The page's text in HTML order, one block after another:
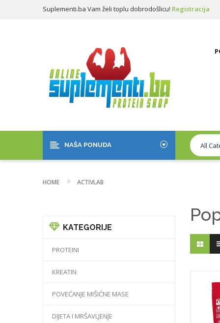
Suplementi.ba Vam želi toplu dobrodošlicu! Registracija
NAŠA PONUDA
HOME ACTIVLAB
KATEGORIJE
PROTEINI
KREATIN
POVEĆANJE MIŠIĆNE MASE
DIJETA I MRŠAVLJENJE